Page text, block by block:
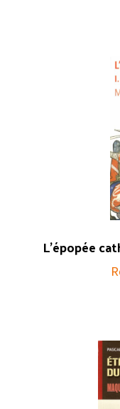
L’épopée